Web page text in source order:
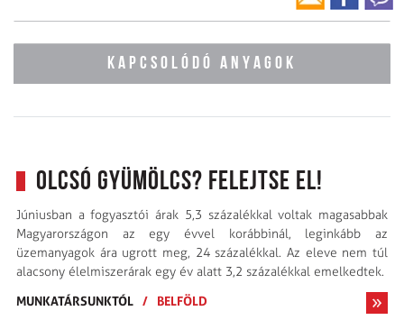
KAPCSOLÓDÓ ANYAGOK
Olcsó gyümölcs? Felejtse el!
Júniusban a fogyasztói árak 5,3 százalékkal voltak magasabbak
Magyarországon az egy évvel korábbinál, leginkább az
üzemanyagok ára ugrott meg, 24 százalékkal. Az eleve nem túl
alacsony élelmiszerárak egy év alatt 3,2 százalékkal emelkedtek.
MUNKATÁRSUNKTÓL / BELFÖLD